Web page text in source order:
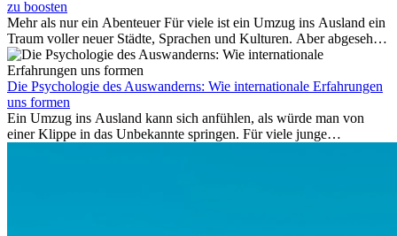
auf Provisionsbasis weiter. Ansprüche verjähren in Deutschland erst
nach drei Jahren.
zu boosten
Mehr als nur ein Abenteuer Für viele ist ein Umzug ins Ausland ein
Traum voller neuer Städte, Sprachen und Kulturen. Aber abgesehen
vom Abenteuer ist Arbeiten im...
Die Psychologie des Auswanderns: Wie internationale Erfahrungen
uns formen
Ein Umzug ins Ausland kann sich anfühlen, als würde man von
einer Klippe in das Unbekannte springen. Für viele junge